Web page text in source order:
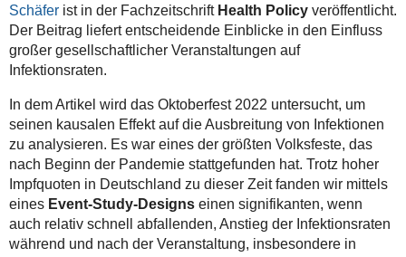
Schäferist in der Fachzeitschrift Health Policyveröffentlicht.
Der Beitrag liefert entscheidende Einblicke in den Einfluss
großer gesellschaftlicher Veranstaltungen auf
Infektionsraten.
In dem Artikel wird das Oktoberfest 2022 untersucht, um
seinen kausalen Effekt auf die Ausbreitung von Infektionen
zu analysieren. Es war eines der größten Volksfeste, das
nach Beginn der Pandemie stattgefunden hat. Trotz hoher
Impfquoten in Deutschland zu dieser Zeit fanden wir mittels
eines Event-Study-Designseinen signifikanten, wenn
auch relativ schnell abfallenden, Anstieg der Infektionsraten
während und nach der Veranstaltung, insbesondere in